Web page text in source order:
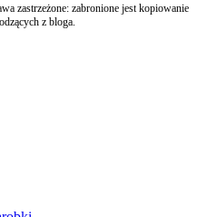
zastrzeżone: zabronione jest kopiowanie
z bloga.